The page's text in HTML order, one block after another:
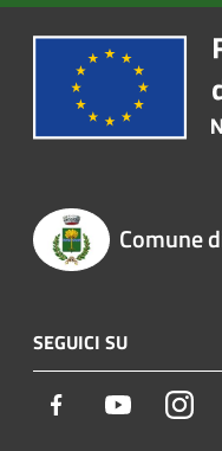
Comune
SEGUICI SU
Facebook Youtube